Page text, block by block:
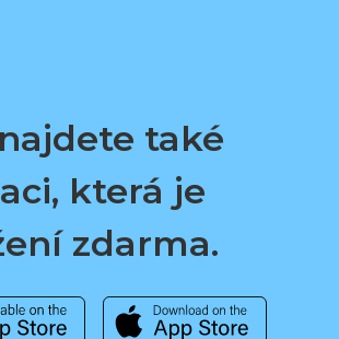
také
která je
zdarma.